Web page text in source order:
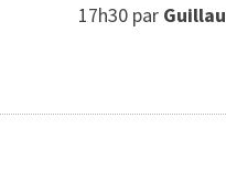
17h30 par